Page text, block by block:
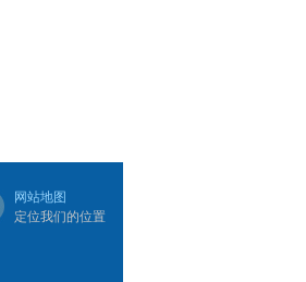
网站地图
定位我们的位置